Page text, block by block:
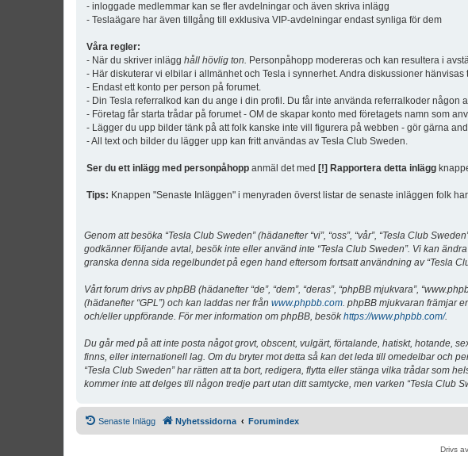
- inloggade medlemmar kan se fler avdelningar och även skriva inlägg
- Teslaägare har även tillgång till exklusiva VIP-avdelningar endast synliga för dem
Våra regler:
- När du skriver inlägg håll hövlig ton. Personpåhopp modereras och kan resultera i
- Här diskuterar vi elbilar i allmänhet och Tesla i synnerhet. Andra diskussioner hänvisas
- Endast ett konto per person på forumet.
- Din Tesla referralkod kan du ange i din profil. Du får inte använda referralkoder någon
- Företag får starta trådar på forumet - OM de skapar konto med företagets namn som
- Lägger du upp bilder tänk på att folk kanske inte vill figurera på webben - gör gärna
- All text och bilder du lägger upp kan fritt användas av Tesla Club Sweden.
Ser du ett inlägg med personpåhopp anmäl det med [!] Rapportera detta inlägg
Tips: Knappen "Senaste Inläggen" i menyraden överst listar de senaste inläggen folk
Genom att besöka “Tesla Club Sweden” (hädanefter “vi”, “oss”, “vår”, “Tesla Club
godkänner följande avtal, besök inte eller använd inte “Tesla Club Sweden”. Vi kan
granska denna sida regelbundet på egen hand eftersom fortsatt användning av “Tesla
Vårt forum drivs av phpBB (hädanefter “de”, “dem”, “deras”, “phpBB mjukvara”,
(hädanefter “GPL”) och kan laddas ner från www.phpbb.com. phpBB mjukvaran främjar
och/eller uppförande. För mer information om phpBB, besökhttps://www.phpbb.com/.
Du går med på att inte posta något grovt, obscent, vulgärt, förtalande, hatiskt, hotande,
finns, eller internationell lag. Om du bryter mot detta så kan det leda till omedelbar och
“Tesla Club Sweden” har rätten att ta bort, redigera, flytta eller stänga vilka trådar som
kommer inte att delges till någon tredje part utan ditt samtycke, men varken “Tesla
Senaste Inlägg Nyhetssidorna Forumindex
Drivs av